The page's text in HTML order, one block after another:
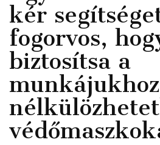
kér
fogorvos,
biztosítsa a
munkájukhoz